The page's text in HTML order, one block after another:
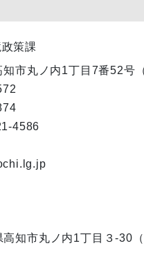
策課
市丸ノ内1丁目7番52号
4586
知市丸ノ内1丁目３-30